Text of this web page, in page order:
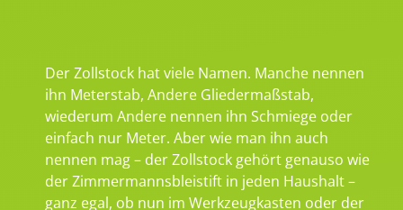
Der Zollstock hat viele Namen. Manche nennen
ihn Meterstab, Andere Gliedermaßstab,
wiederum Andere nennen ihn Schmiege oder
einfach nur Meter. Aber wie man ihn auch
nennen mag – der Zollstock gehört genauso wie
der Zimmermannsbleistift in jeden Haushalt –
ganz egal, ob nun im Werkzeugkasten oder der